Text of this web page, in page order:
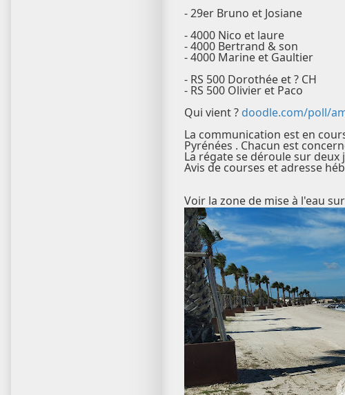
- 29er Bruno et Josiane
- 4000 Nico et laure
- 4000 Bertrand & son
- 4000 Marine et Gaultier
- RS 500 Dorothée et ? CH
- RS 500 Olivier et Paco
Qui vient ? doodle.com/poll/
La communication est en
Pyrénées . Chacun est
La régate se déroule sur
Avis de courses et adresse
Voir la zone de mise à l'eau